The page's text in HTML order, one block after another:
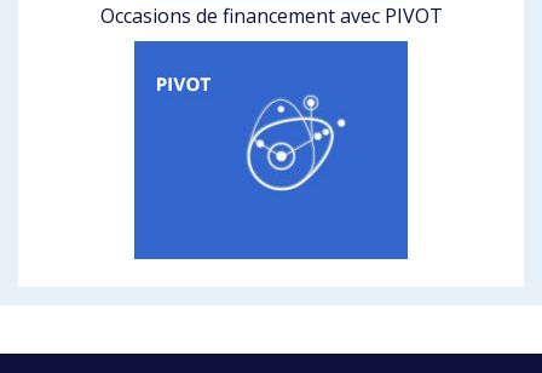
Occasions de financement avec PIVOT